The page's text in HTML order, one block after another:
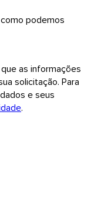
podemos
as informações
solicitação. Para
e seus
.